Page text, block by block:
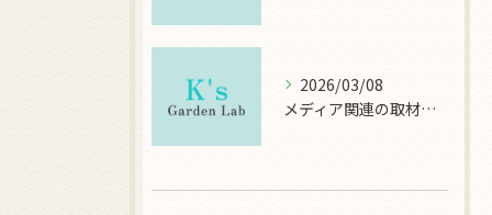
2026/03/08
メディア関連の取材について